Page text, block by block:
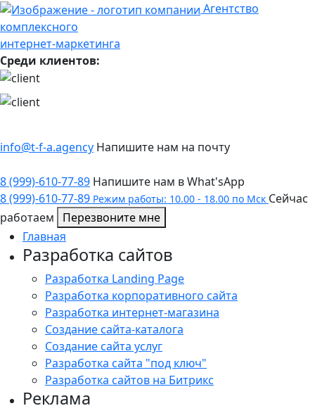
Агентство
комплексного
интернет-маркетинга
Среди клиентов:
info@t-f-a.agency Напишите нам на почту
8 (999)-610-77-89 Напишите нам в What'sApp
8 (999)-610-77-89 Режим работы: 10.00 - 18.00 по Мск Сейчас
работаем
Перезвоните мне
Главная
Разработка сайтов
Разработка Landing Page
Разработка корпоративного сайта
Разработка интернет-магазина
Создание сайта-каталога
Создание сайта услуг
Разработка сайта "под ключ"
Разработка сайтов на Битрикс
Реклама